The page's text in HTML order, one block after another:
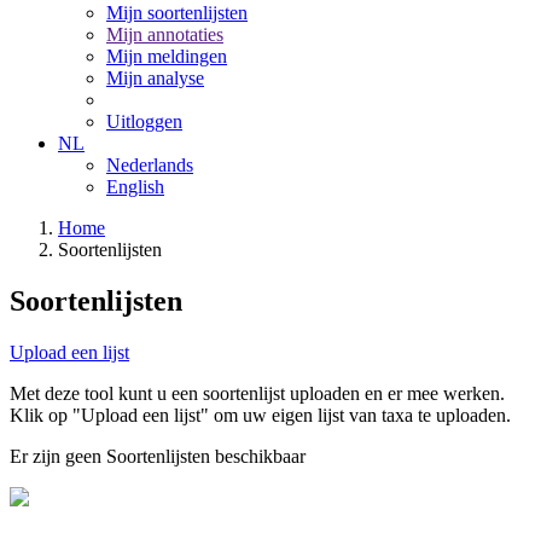
Mijn soortenlijsten
Mijn annotaties
Mijn meldingen
Mijn analyse
Uitloggen
NL
Nederlands
English
Home
Soortenlijsten
Soortenlijsten
Upload een lijst
Met deze tool kunt u een soortenlijst uploaden en er mee werken.
Klik op "Upload een lijst" om uw eigen lijst van taxa te uploaden.
Er zijn geen Soortenlijsten beschikbaar